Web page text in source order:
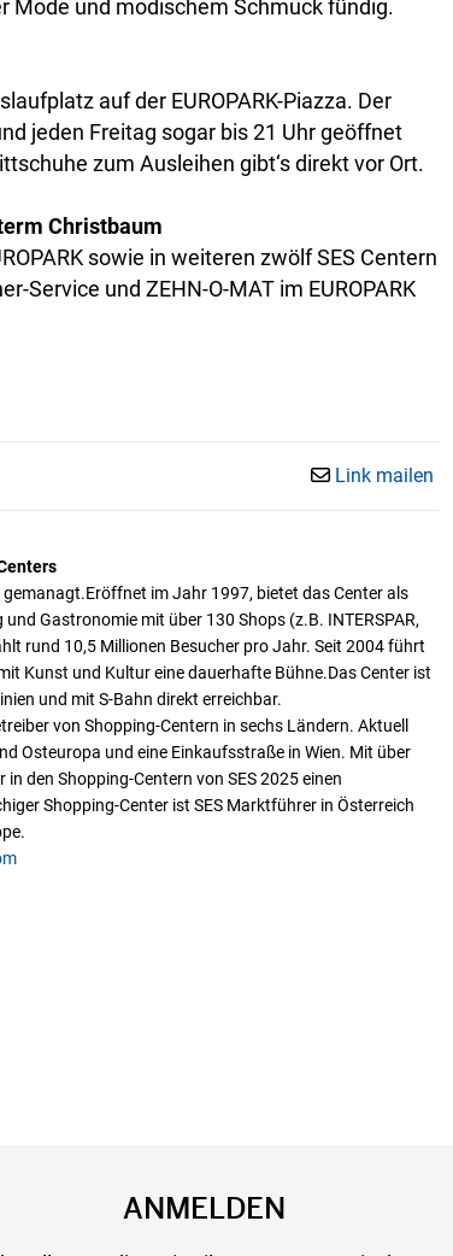
Mode und modischem Schmuck fündig.
auf der EUROPARK-Piazza. Der
jeden Freitag sogar bis 21 Uhr geöffnet
zum Ausleihen gibt‘s direkt vor Ort.
Christbaum
sowie in weiteren zwölf SES Centern
Service und ZEHN-O-MAT im EUROPARK
Link mailen
gemanagt.Eröffnet im Jahr 1997, bietet das Center als
Gastronomie mit über 130 Shops (z.B. INTERSPAR,
rund 10,5 Millionen Besucher pro Jahr. Seit 2004 führt
Kunst und Kultur eine dauerhafte Bühne.Das Center ist
und mit S-Bahn direkt erreichbar.
von Shopping-Centern in sechs Ländern. Aktuell
Osteuropa und eine Einkaufsstraße in Wien. Mit über
den Shopping-Centern von SES 2025 einen
Shopping-Center ist SES Marktführer in Österreich
ANMELDEN